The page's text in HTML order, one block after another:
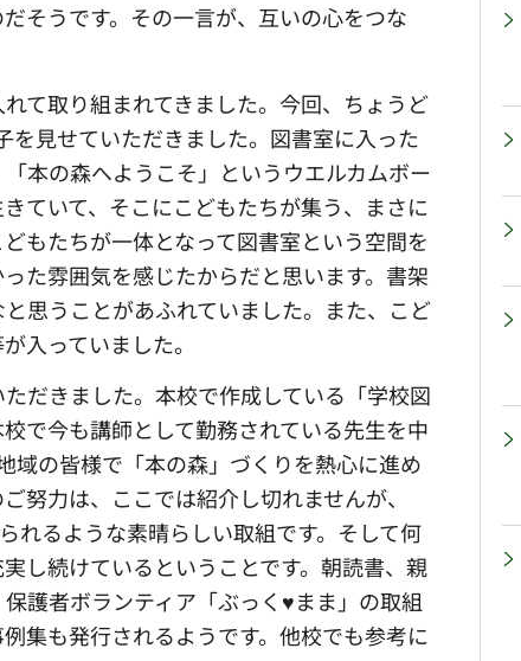
そうです。その一言が、互いの心をつな
て取り組まれてきました。今回、ちょうど
を見せていただきました。図書室に入った
本の森へようこそ」というウエルカムボー
ていて、そこにこどもたちが集う、まさに
もたちが一体となって図書室という空間を
た雰囲気を感じたからだと思います。書架
思うことがあふれていました。また、こど
入っていました。
だきました。本校で作成している「学校図
で今も講師として勤務されている先生を中
域の皆様で「本の森」づくりを熱心に進め
努力は、ここでは紹介し切れませんが、
れるような素晴らしい取組です。そして何
し続けているということです。朝読書、親
護者ボランティア「ぶっく♥まま」の取組
集も発行されるようです。他校でも参考に